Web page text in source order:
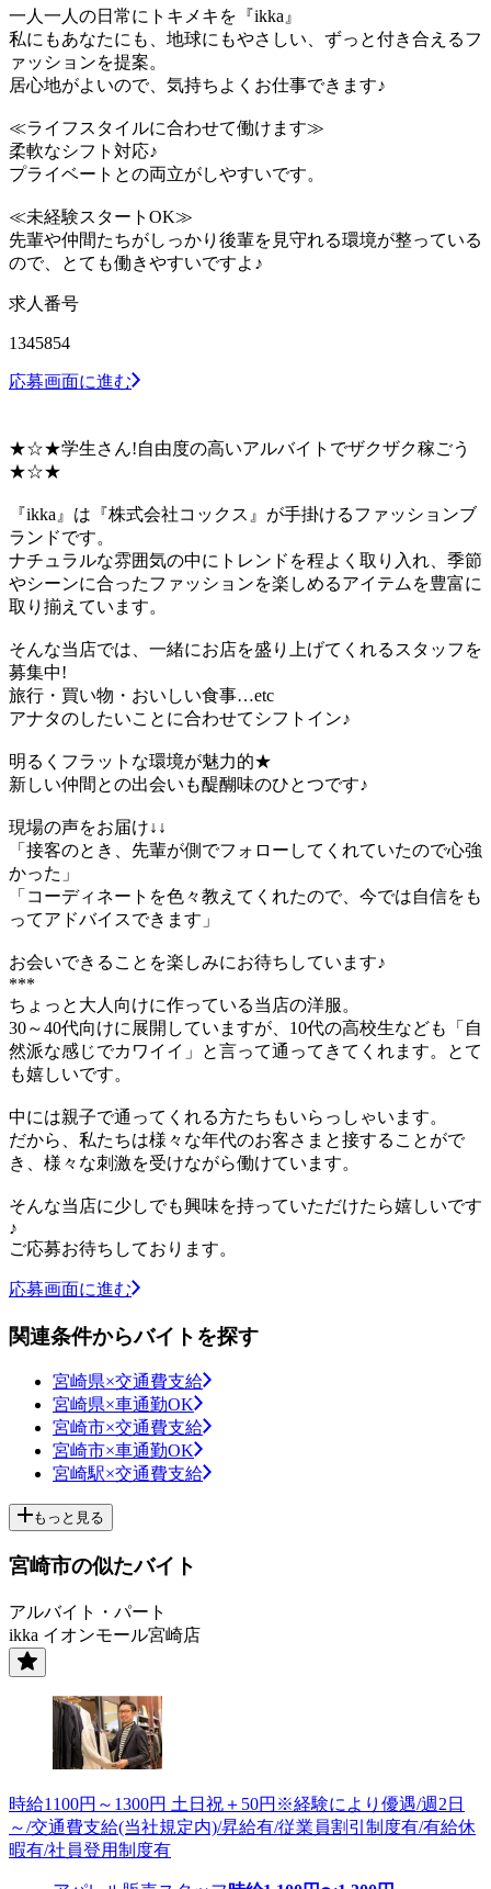
一人一人の日常にトキメキを『ikka』
私にもあなたにも、地球にもやさしい、ずっと付き合えるフ
ァッションを提案。
居心地がよいので、気持ちよくお仕事できます♪
≪ライフスタイルに合わせて働けます≫
柔軟なシフト対応♪
プライベートとの両立がしやすいです。
≪未経験スタートOK≫
先輩や仲間たちがしっかり後輩を見守れる環境が整っている
ので、とても働きやすいですよ♪
求人番号
1345854
応募画面に進む
★☆★学生さん!自由度の高いアルバイトでザクザク稼ごう
★☆★
『ikka』は『株式会社コックス』が手掛けるファッションブ
ランドです。
ナチュラルな雰囲気の中にトレンドを程よく取り入れ、季節
やシーンに合ったファッションを楽しめるアイテムを豊富に
取り揃えています。
そんな当店では、一緒にお店を盛り上げてくれるスタッフを
募集中!
旅行・買い物・おいしい食事…etc
アナタのしたいことに合わせてシフトイン♪
明るくフラットな環境が魅力的★
新しい仲間との出会いも醍醐味のひとつです♪
現場の声をお届け↓↓
「接客のとき、先輩が側でフォローしてくれていたので心強
かった」
「コーディネートを色々教えてくれたので、今では自信をも
ってアドバイスできます」
お会いできることを楽しみにお待ちしています♪
***
ちょっと大人向けに作っている当店の洋服。
30～40代向けに展開していますが、10代の高校生なども「自
然派な感じでカワイイ」と言って通ってきてくれます。とて
も嬉しいです。
中には親子で通ってくれる方たちもいらっしゃいます。
だから、私たちは様々な年代のお客さまと接することがで
き、様々な刺激を受けながら働けています。
そんな当店に少しでも興味を持っていただけたら嬉しいです
♪
ご応募お待ちしております。
応募画面に進む
関連条件からバイトを探す
宮崎県×交通費支給
宮崎県×車通勤OK
宮崎市×交通費支給
宮崎市×車通勤OK
宮崎駅×交通費支給
もっと見る
宮崎市の似たバイト
アルバイト・パート
ikka イオンモール宮崎店
時給1100円～1300円 土日祝＋50円※経験により優遇/週2日
～/交通費支給(当社規定内)/昇給有/従業員割引制度有/有給休
暇有/社員登用制度有